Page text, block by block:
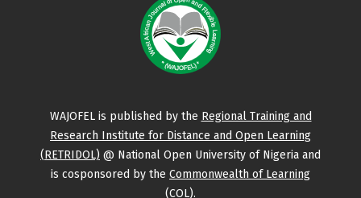
WAJOFEL is published by the Regional Training and
Research Institute for Distance and Open Learning
(RETRIDOL) @ National Open University of Nigeria and
is cosponsored by the Commonwealth of Learning
(COL).